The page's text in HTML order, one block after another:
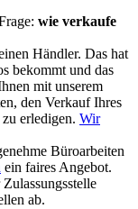
wie verkaufe
Händler. Das hat
bekommt und das
mit unserem
den Verkauf Ihres
erledigen. Wir
Büroarbeiten
ein faires Angebot.
ab.